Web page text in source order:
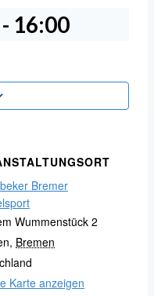
- 16:00
Bremer
Wummenstück 2
, Bremen
Karte anzeigen